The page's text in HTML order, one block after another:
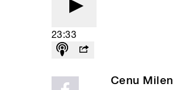
23:33
Cenu